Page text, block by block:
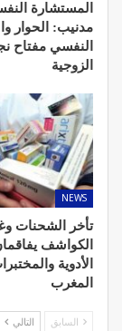
المستشارة
مدنيب: الحوار
النفسي مفتاح
الزوجية
NEWS
تأخر الشحنات
الكواشف
الأدوية
المغرب
السابق التالي